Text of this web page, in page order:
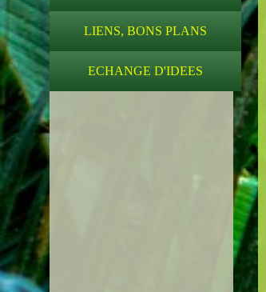
LIENS, BONS PLANS
ECHANGE D'IDEES